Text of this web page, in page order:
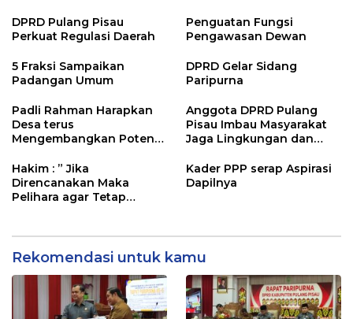
DPRD Pulang Pisau
Perkuat Regulasi Daerah
Penguatan Fungsi
Pengawasan Dewan
5 Fraksi Sampaikan
Padangan Umum
DPRD Gelar Sidang
Paripurna
Padli Rahman Harapkan
Desa terus
Mengembangkan Potensi
Anggota DPRD Pulang
Pisau Imbau Masyarakat
Jaga Lingkungan dan
Gozila
Hakim : ” Jika
Direncanakan Maka
Pelihara agar Tetap
Kader PPP serap Aspirasi
Dapilnya
Rekomendasi untuk kamu